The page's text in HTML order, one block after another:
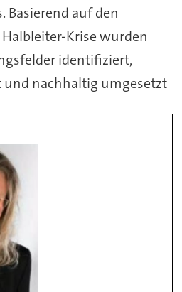
Basierend auf den
Krise wurden
identifiziert,
nachhaltig umgesetzt